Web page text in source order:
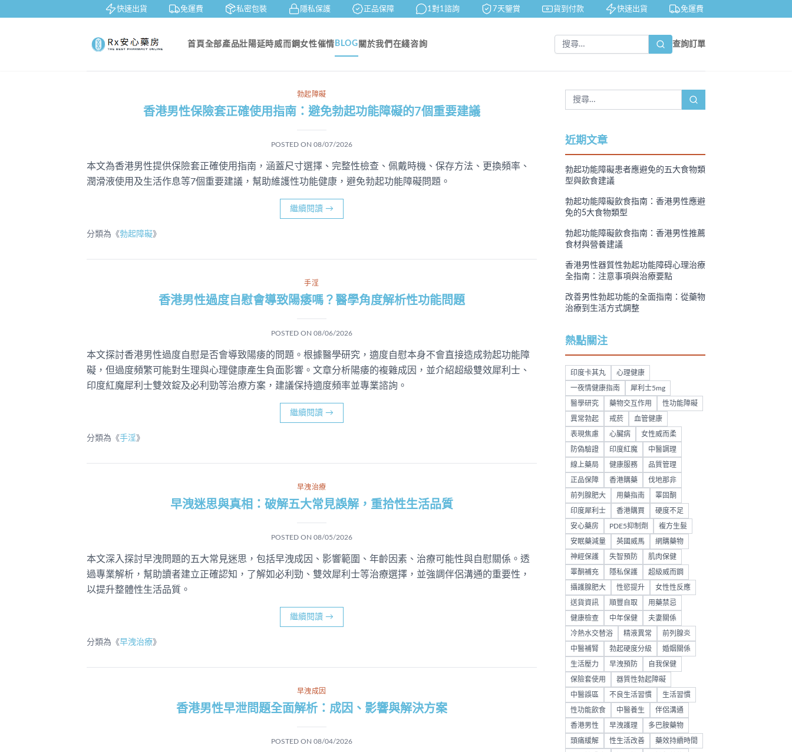
快速出貨 免運費 私密包裝 隱私保護 正品保障 1對1諮詢 7天鑒賞 貨到付款 快速出貨 免運費
首頁全部產品壯陽延時威而鋼女性催情 BLOG 關於我們 在綫咨詢 查詢訂單
勃起障礙
香港男性保險套正確使用指南：避免勃起功能障礙的7個重要建議
POSTED ON 08/07/2026
本文為香港男性提供保險套正確使用指南，涵蓋尺寸選擇、完整性檢查、佩戴時機、保存方法、更換頻率、
潤滑液使用及生活作息等7個重要建議，幫助維護性功能健康，避免勃起功能障礙問題。
繼續閱讀 →
分類為《勃起障礙》
手淫
香港男性過度自慰會導致陽痿嗎？醫學角度解析性功能問題
POSTED ON 08/06/2026
本文探討香港男性過度自慰是否會導致陽痿的問題。根據醫學研究，適度自慰本身不會直接造成勃起功能障
礙，但過度頻繁可能對生理與心理健康產生負面影響。文章分析陽痿的複雜成因，並介紹超級雙效犀利士、
印度紅魔犀利士雙效錠及必利勁等治療方案，建議保持適度頻率並專業諮詢。
繼續閱讀 →
分類為《手淫》
早洩治療
早洩迷思與真相：破解五大常見誤解，重拾性生活品質
POSTED ON 08/05/2026
本文深入探討早洩問題的五大常見迷思，包括早洩成因、影響範圍、年齡因素、治療可能性與自慰關係。透
過專業解析，幫助讀者建立正確認知，了解如必利勁、雙效犀利士等治療選擇，並強調伴侶溝通的重要性，
以提升整體性生活品質。
繼續閱讀 →
分類為《早洩治療》
早洩成因
香港男性早泄問題全面解析：成因、影響與解決方案
POSTED ON 08/04/2026
近期文章
勃起功能障礙患者應避免的五大食物類
型與飲食建議
勃起功能障礙飲食指南：香港男性應避
免的5大食物類型
勃起功能障礙飲食指南：香港男性推薦
食材與營養建議
香港男性器質性勃起功能障碍心理治療
全指南：注意事項與治療要點
改善男性勃起功能的全面指南：從藥物
治療到生活方式調整
熱點關注
印度卡其丸 心理健康
一夜情健康指南 犀利士5mg
醫學研究 藥物交互作用 性功能障礙
異常勃起 戒菸 血管健康
表現焦慮 心臟病 女性威而柔
防偽驗證 印度紅魔 中醫調理
線上藥局 健康服務 品質管理
正品保障 香港購藥 伐地那非
前列腺肥大 用藥指南 睪固酮
印度犀利士 香港購買 硬度不足
安心藥房 PDE5抑制劑 複方生髮
安眠藥減量 英國威馬 網購藥物
神經保護 失智預防 肌肉保健
睪酮補充 隱私保護 超級威而鋼
攝護腺肥大 性慾提升 女性性反應
送貨資訊 順豐自取 用藥禁忌
健康檢查 中年保健 夫妻關係
冷熱水交替浴 精液異常 前列腺炎
中醫補腎 勃起硬度分級 婚姻關係
生活壓力 早洩預防 自我保健
保險套使用 器質性勃起障礙
中醫誤區 不良生活習慣 生活習慣
性功能飲食 中醫養生 伴侶溝通
香港男性 早洩護理 多巴胺藥物
頭痛緩解 性生活改善 藥效持續時間